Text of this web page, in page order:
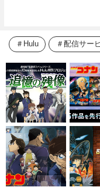
Hulu 配信サー